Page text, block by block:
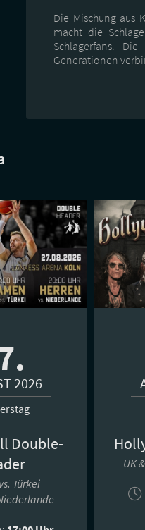
Die Mischung aus
macht die
Schlagerfans.
Generationen
2026
Double-
Türkei
UK